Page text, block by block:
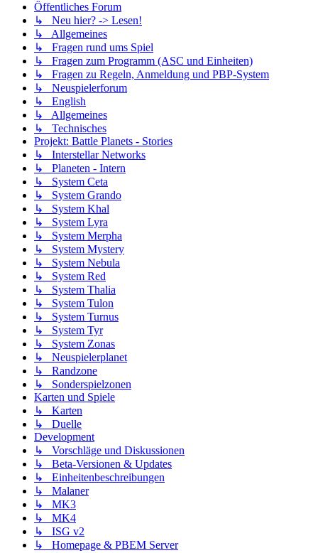
Öffentliches Forum
↳ Neu hier? -> Lesen!
↳ Allgemeines
↳ Fragen rund ums Spiel
↳ Fragen zum Programm (ASC und Einheiten)
↳ Fragen zu Regeln, Anmeldung und PBP-System
↳ Neuspielerforum
↳ English
↳ Allgemeines
↳ Technisches
Projekt: Battle Planets - Stories
↳ Interstellar Networks
↳ Planeten - Intern
↳ System Ceta
↳ System Grando
↳ System Khal
↳ System Lyra
↳ System Merpha
↳ System Mystery
↳ System Nebula
↳ System Red
↳ System Thalia
↳ System Tulon
↳ System Turnus
↳ System Tyr
↳ System Zonas
↳ Neuspielerplanet
↳ Randzone
↳ Sonderspielzonen
Karten und Spiele
↳ Karten
↳ Duelle
Development
↳ Vorschläge und Diskussionen
↳ Beta-Versionen & Updates
↳ Einheitenbeschreibungen
↳ Malaner
↳ MK3
↳ MK4
↳ ISG v2
↳ Homepage & PBEM Server